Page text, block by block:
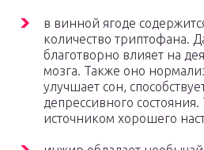
в винной ягоде
количество триптофана.
благотворно влияет на
мозга. Также оно
улучшает сон,
депрессивного
источником хорошего